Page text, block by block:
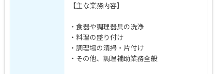
【主な業務内容】
・食器や調理器具の洗浄
・料理の盛り付け
・調理場の清掃・片付け
・その他、調理補助業務全般